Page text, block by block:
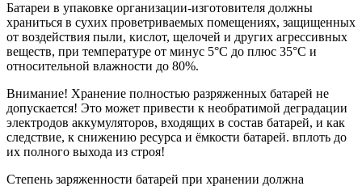
Батареи в упаковке организации-изготовителя должны
храниться в сухих проветриваемых помещениях, защищенных
от воздействия пыли, кислот, щелочей и других агрессивных
веществ, при температуре от минус 5°С до плюс 35°С и
относительной влажности до 80%.
Внимание! Хранение полностью разряженных батарей не
допускается! Это может привести к необратимой деградации
электродов аккумуляторов, входящих в состав батарей, и как
следствие, к снижению ресурса и ёмкости батарей. вплоть до
их полного выхода из строя!
Степень заряженности батарей при хранении должна